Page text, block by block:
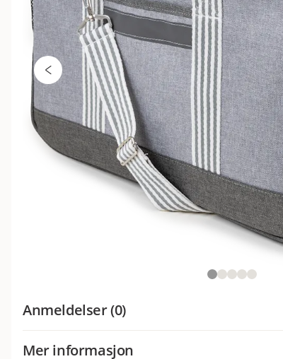
Anmeldelser (0)
Mer informasjon